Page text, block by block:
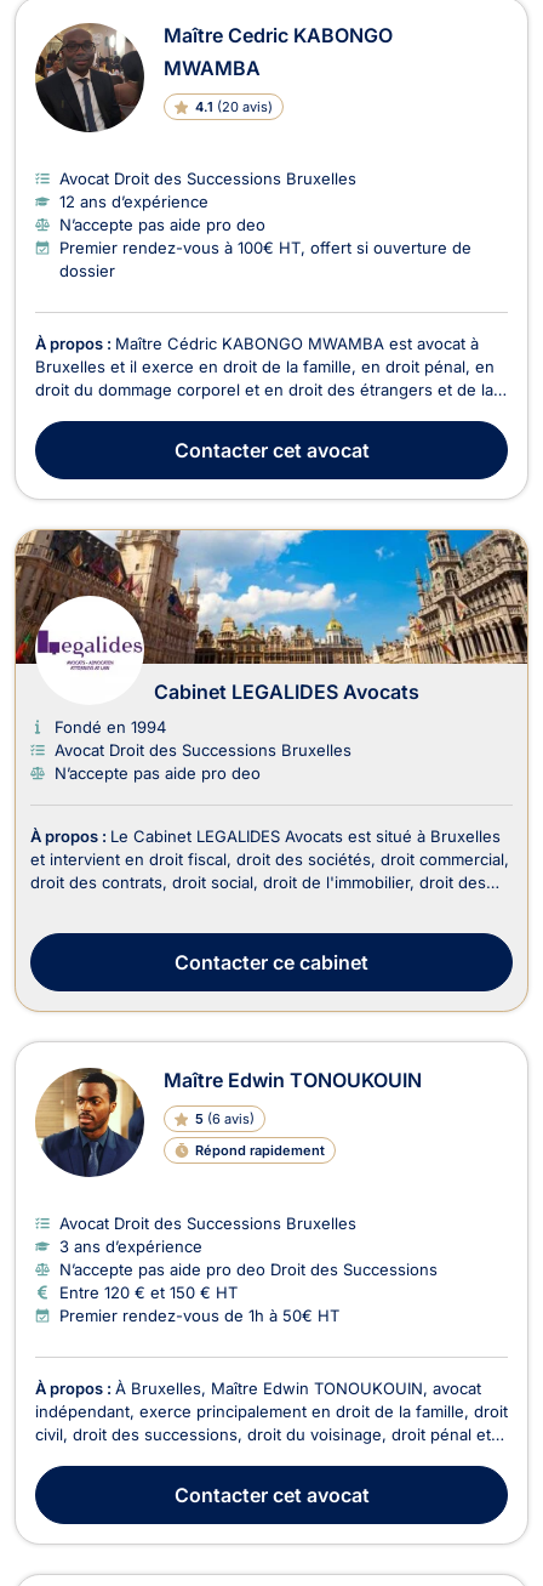
Maître Cedric KABONGO
MWAMBA
4.1 (20 avis)
Avocat Droit des Successions Bruxelles
12 ans d’expérience
N’accepte pas aide pro deo
Premier rendez-vous à 100€ HT, offert si ouverture de
dossier
À propos : Maître Cédric KABONGO MWAMBA est avocat à
Bruxelles et il exerce en droit de la famille, en droit pénal, en
droit du dommage corporel et en droit des étrangers et de la
KABONGO MWAMBA opère dans le cadre des problématiques
relatives au divorce par consentement...
Contactercet avocat
Cabinet LEGALIDES Avocats
Fondé en 1994
Avocat Droit des Successions Bruxelles
N’accepte pas aide pro deo
À propos : Le Cabinet LEGALIDES Avocats est situé à Bruxelles
et intervient en droit fiscal, droit des sociétés, droit commercial,
droit des contrats, droit social, droit de l'immobilier, droit des
vous per...
Contacter ce cabinet
Maître Edwin TONOUKOUIN
5 (6 avis)
Répond rapidement
Avocat Droit des Successions Bruxelles
3 ans d’expérience
N’accepte pas aide pro deo Droit des Successions
Entre 120 € et 150 € HT
Premier rendez-vous de 1h à 50€ HT
À propos : À Bruxelles, Maître Edwin TONOUKOUIN, avocat
indépendant, exerce principalement en droit de la famille, droit
civil, droit des successions, droit du voisinage, droit pénal et
clients afin de les accompagner dans des situations juridiques
diverses et d’assurer l...Contactercet avocat